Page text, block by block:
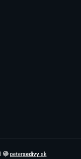
petersedivy.sk